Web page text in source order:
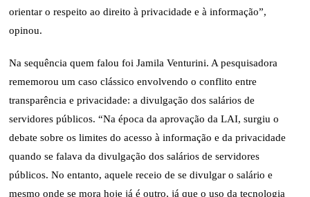
orientar o respeito ao direito à privacidade e à informação”,
opinou.
Na sequência quem falou foi Jamila Venturini. A pesquisadora
rememorou um caso clássico envolvendo o conflito entre
transparência e privacidade: a divulgação dos salários de
servidores públicos. “Na época da aprovação da LAI, surgiu o
debate sobre os limites do acesso à informação e da privacidade
quando se falava da divulgação dos salários de servidores
públicos. No entanto, aquele receio de se divulgar o salário e
mesmo onde se mora hoje já é outro, já que o uso da tecnologia